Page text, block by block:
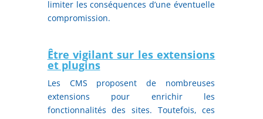
limiter les conséquences d’une éventuelle
compromission.
Être vigilant sur les extensions
et plugins
Les CMS proposent de nombreuses
extensions pour enrichir les
fonctionnalités des sites. Toutefois, ces